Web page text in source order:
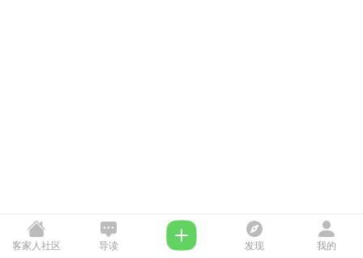
客家人社区 导读 发现 我的